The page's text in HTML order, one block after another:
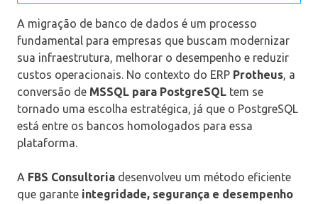
A migração de banco de dados é um processo
fundamental para empresas que buscam modernizar
sua infraestrutura, melhorar o desempenho e reduzir
custos operacionais. No contexto do ERP Protheus, a
conversão de MSSQL para PostgreSQL tem se
tornado uma escolha estratégica, já que o PostgreSQL
está entre os bancos homologados para essa
plataforma.
A FBS Consultoria desenvolveu um método eficiente
que garante integridade, segurança e desempenho